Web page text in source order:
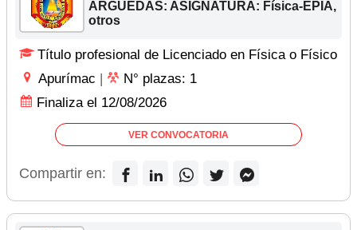
ARGUEDAS: ASIGNATURA: Física-EPIA,
otros
Título profesional de Licenciado en Física o Físico
Apurímac
N° plazas: 1
Finaliza el 12/08/2026
VER CONVOCATORIA
Compartir en: